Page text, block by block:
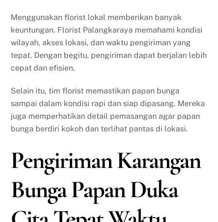
Menggunakan florist lokal memberikan banyak
keuntungan. Florist Palangkaraya memahami kondisi
wilayah, akses lokasi, dan waktu pengiriman yang
tepat. Dengan begitu, pengiriman dapat berjalan lebih
cepat dan efisien.
Selain itu, tim florist memastikan papan bunga
sampai dalam kondisi rapi dan siap dipasang. Mereka
juga memperhatikan detail pemasangan agar papan
bunga berdiri kokoh dan terlihat pantas di lokasi.
Pengiriman Karangan
Bunga Papan Duka